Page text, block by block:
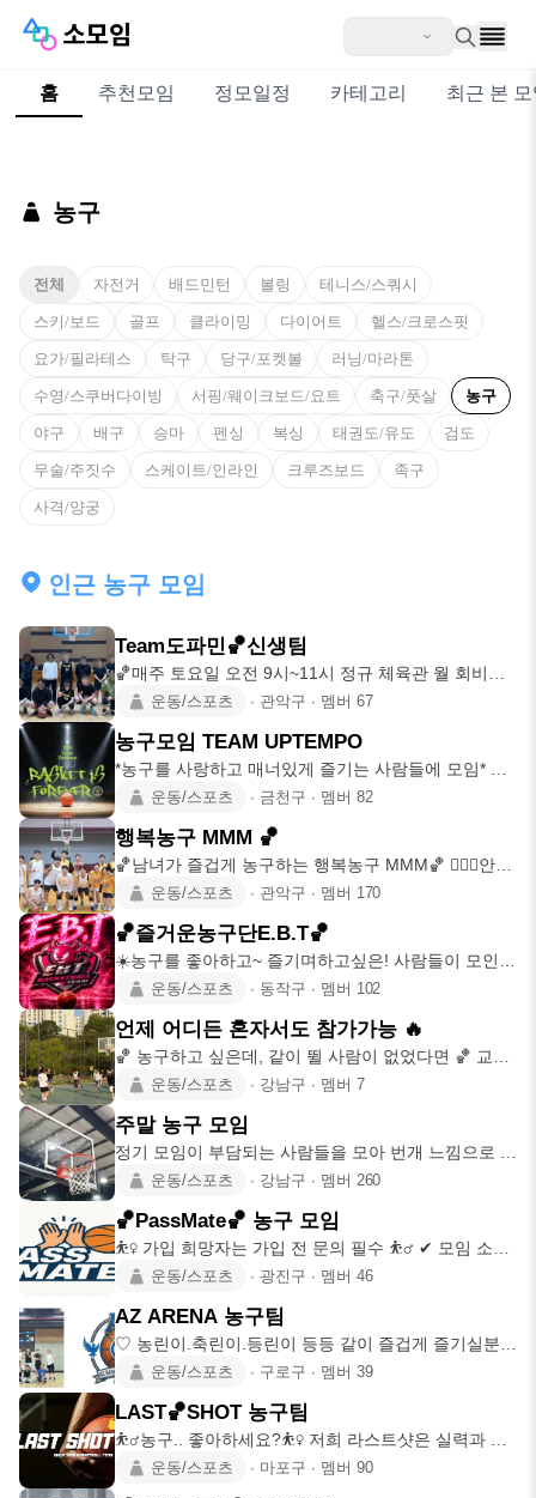
홈 추천모임 정모일정 카테고리 최근 본
농구
전체 자전거 배드민턴 볼링 테니스/스쿼시
스키/보드 골프 클라이밍 다이어트 헬스/크로스핏
요가/필라테스 탁구 당구/포켓볼 러닝/마라톤
수영/스쿠버다이빙 서핑/웨이크보드/요트 축구/풋살 농구
야구 배구 승마 펜싱 복싱 태권도/유도 검도
무술/주짓수 스케이트/인라인 크루즈보드 족구
사격/양궁
인근 농구 모임
Team도파민🏀신생팀
🏀매주 토요일 오전 9시~11시 정규 체육관 월 회비
20,000원 게스트로 참석시 1회
운동/스포츠 ∙ 관악구 ∙ 멤버 67
농구모임 TEAM UPTEMPO
*농구를 사랑하고 매너있게 즐기는 사람들에 모임* 농
구를 사랑하고 즐기는 사람을 환
운동/스포츠 ∙ 금천구 ∙ 멤버 82
행복농구 MMM 🏀
🏀남녀가 즐겁게 농구하는 행복농구 MMM🏀 🙋🏻‍♀️안녕
하세요🙋🏻‍♂️즐겁게 농구하는 '
운동/스포츠 ∙ 관악구 ∙ 멤버 170
🏀즐거운농구단E.B.T🏀
☀️농구를 좋아하고~ 즐기며하고싶은! 사람들이 모인
농구동호회입니다~!🤗 ☀️실력에 상관없
운동/스포츠 ∙ 동작구 ∙ 멤버 102
언제 어디든 혼자서도 참가가능 🔥
🏀 농구하고 싶은데, 같이 뛸 사람이 없었다면 🏀 교류
전 하고 싶은데, 상대팀 찾기가 번거
운동/스포츠 ∙ 강남구 ∙ 멤버 7
주말 농구 모임
정기 모임이 부담되는 사람들을 모아 번개 느낌으로 농
구를 하고 있습니다. 목표는 항상 즐
운동/스포츠 ∙ 강남구 ∙ 멤버 260
🏀PassMate🏀 농구 모임
⛹️‍♀ 가입 희망자는 가입 전 문의 필수 ⛹️‍♂ ✔ 모임 소개
• 경쟁보다 패스와
운동/스포츠 ∙ 광진구 ∙ 멤버 46
AZ ARENA 농구팀
♡ 농린이.축린이.등린이 등등 같이 즐겁게 즐기실분들
♡ 좋은사람들을 사귀고싶은분들 ♡ 취
운동/스포츠 ∙ 구로구 ∙ 멤버 39
LAST🏀SHOT 농구팀
⛹️‍♂️농구.. 좋아하세요?⛹️‍♀️ 저희 라스트샷은 실력과 승
패 보단 즐기는 농구를
운동/스포츠 ∙ 마포구 ∙ 멤버 90